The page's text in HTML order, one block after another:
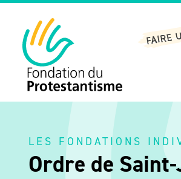
contenu
LES FONDATIONS
Ordre de Saint-